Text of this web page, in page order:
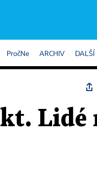
PročNe ARCHIV DALŠÍ
Lidé